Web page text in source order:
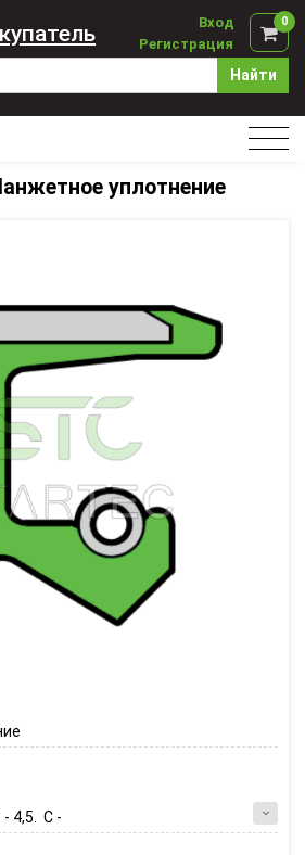
Найти
Вход
Регистрация
0
уплотнение
4,5. C -